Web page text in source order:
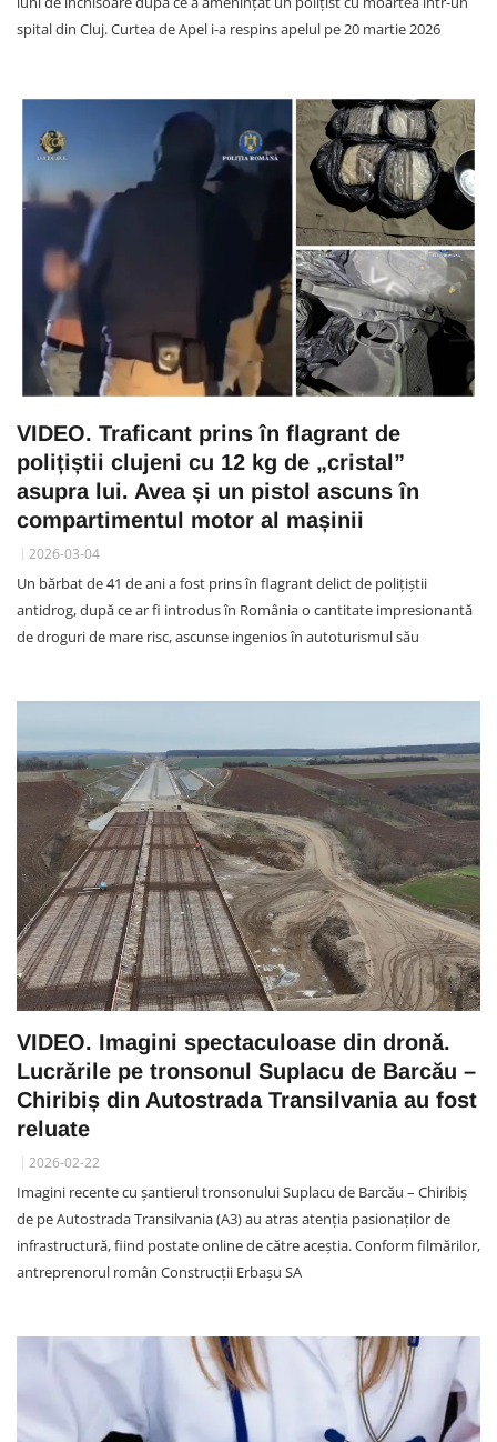
spital din Cluj. Curtea de Apel i-a respins apelul pe 20 martie 2026
VIDEO. Traficant prins în flagrant de
polițiștii clujeni cu 12 kg de „cristal”
asupra lui. Avea și un pistol ascuns în
compartimentul motor al mașinii
2026-03-04
Un bărbat de 41 de ani a fost prins în flagrant delict de polițiștii
antidrog, după ce ar fi introdus în România o cantitate impresionantă
de droguri de mare risc, ascunse ingenios în autoturismul său
VIDEO. Imagini spectaculoase din dronă.
Lucrările pe tronsonul Suplacu de Barcău –
Chiribiș din Autostrada Transilvania au fost
reluate
2026-02-22
Imagini recente cu șantierul tronsonului Suplacu de Barcău – Chiribiș
de pe Autostrada Transilvania (A3) au atras atenția pasionaților de
infrastructură, fiind postate online de către aceștia. Conform filmărilor,
antreprenorul român Construcții Erbașu SA